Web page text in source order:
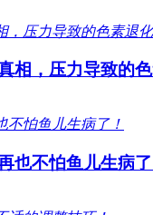
相，压力导致的色
也不怕鱼儿生病了